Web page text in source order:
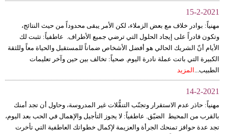
15-2-2021
مهنياً: بوادر خلاف مع بعض الزملاء، لكن الأمر يبقى محدوداً من حيث النتائج،
وتكون قادراً على إيجاد الحلول التي ترضي جميع الأطراف. عاطفياً: تثبت لك
الأيام أنّ الشريك الحالي هو أفضل الأشخاص ضماناً للمستقبل والحياة معاً وللثقة
الكبيرة التي باتت عملة نادرة اليوم. صحياً: تخالف بين حين وآخر تعليمات
الطبيب... المزيد
14-2-2021
مهنياً: حاذر عدم الاستقرار وتجنّب التنقُّلات غير المدروسة، وحاول أن تجد أمنك
بالقرب من المحيط الضيّق. عاطفياً: لا يجوز التأجيل والإهمال في الحب بعد اليوم،
تجد عدة حوافز تمنحك الجرأة والعزيمة لإكمال خطواتك العاطفية التي تأخرت